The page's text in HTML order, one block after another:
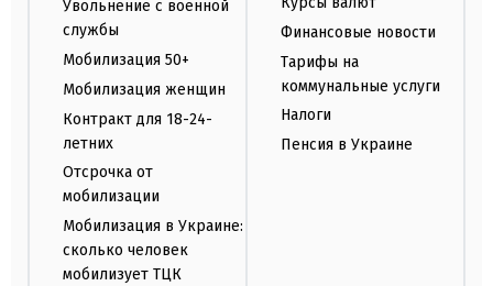
Увольнение с военной
службы
Мобилизация 50+
Мобилизация женщин
Контракт для 18-24-
летних
Отсрочка от
мобилизации
Мобилизация в Украине:
сколько человек
мобилизует ТЦК
Финансовые новости
Тарифы на
коммунальные услуги
Налоги
Пенсия в Украине